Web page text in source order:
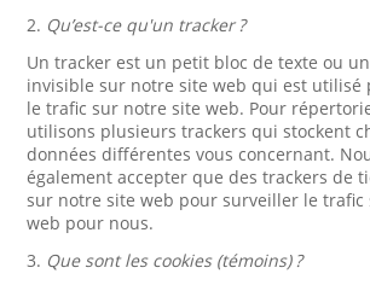
2. Qu’est-ce qu'un tracker ?
Un tracker est un petit bloc de texte ou
invisible sur notre site web qui est
le trafic sur notre site web. Pour
utilisons plusieurs trackers qui stockent
données différentes vous concernant.
également accepter que des trackers de
sur notre site web pour surveiller le trafic
web pour nous.
3. Que sont les cookies (témoins) ?